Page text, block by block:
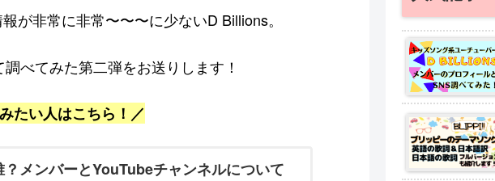
が非常に非常〜〜〜に少ないD Billions。
べてみた第二弾をお送りします！
たい人はこちら！／
メンバーとYouTubeチャンネルについて